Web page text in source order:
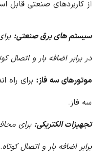
از کاربردهای صنعتی قابل
سیستم های برق صنعتی:
در برابر اضافه بار و اتصال
موتورهای سه فاز: برای راه
سه فاز.
تجهیزات الکتریکی: برای
برابر اضافه بار و اتصال کوتاه.